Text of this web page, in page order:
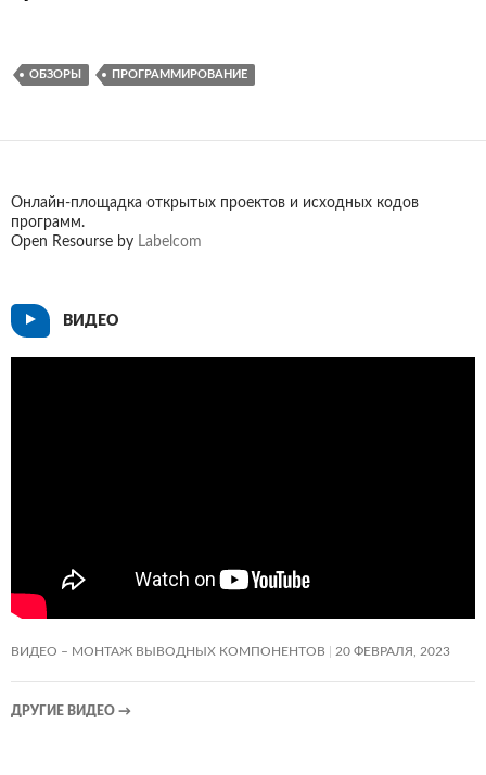
ОБЗОРЫ ПРОГРАММИРОВАНИЕ
Онлайн-площадка открытых проектов и исходных кодов
программ.
Open Resourse by Labelcom
ВИДЕО
ВИДЕО – МОНТАЖ ВЫВОДНЫХ КОМПОНЕНТОВ 20 ФЕВРАЛЯ, 2023
ДРУГИЕ ВИДЕО →